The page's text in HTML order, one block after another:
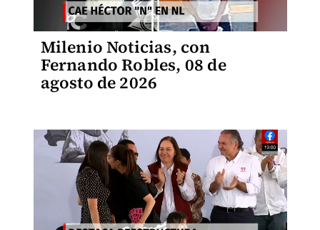
Milenio Noticias, con
Fernando Robles, 08 de
agosto de 2026